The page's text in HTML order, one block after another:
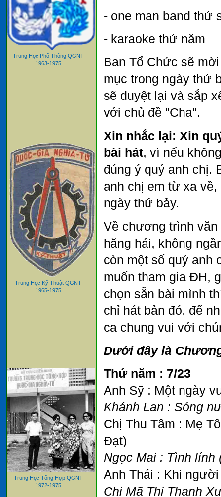
Trung Học Phổ Thông QGNT
1963-1975
Trung Học Kỹ Thuật QGNT
1965-1975
Trung Học Tổng Hợp QGNT
1972-1975
- one man band thứ
- karaoke thứ năm
Ban Tổ Chức sẽ
mục trong ngày thứ
sẽ duyệt lại và sắp
với chủ đề "Cha".
Xin nhắc lại: Xin
bài hát, vì nếu
đúng ý quý anh chị.
anh chị em từ xa
ngày thứ bảy.
Về chương trình văn
hăng hái, không
còn một số quý anh
muốn tham gia ĐH,
chọn sẵn bài mình
chỉ hát bản đó, để
ca chung vui với
Dưới đây là
Thứ năm : 7/23
Anh Sỹ : Một ngày
Khánh Lan : Sóng
Chị Thu Tâm : Mẹ
Đạt)
Ngọc Mai : Tình lính
Anh Thái : Khi
Chị Mã Thị Thanh